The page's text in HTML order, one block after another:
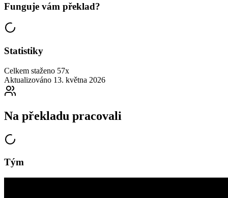
Funguje vám překlad?
Statistiky
Celkem staženo 57x
Aktualizováno 13. května 2026
Na překladu pracovali
Tým